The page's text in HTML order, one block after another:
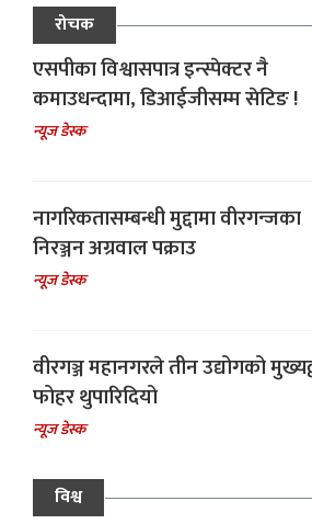
रोचक
एसपीका विश्वासपात्र इन्स्पेक्टर नै
कमाउधन्दामा, डिआईजीसम्म सेटिङ !
न्यूज डेस्क
नागरिकतासम्बन्धी मुद्दामा वीरगन्जका
निरञ्जन अग्रवाल पक्राउ
न्यूज डेस्क
वीरगञ्ज महानगरले तीन उद्योगको
फोहर थुपारिदियो
न्यूज डेस्क
विश्व